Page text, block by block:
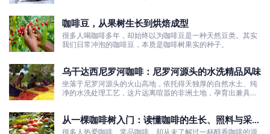
咖啡豆，从果树生长到烘焙成型
很多人喝咖啡多年，却始终以为咖啡豆是一种天然豆类。其实
我们日常冲泡的咖啡豆，本质是咖啡树果实的种子。
乌干达西尼罗河咖啡：尼罗河源头的水洗精品风味
坐落于尼罗河源头的火山高地，依托得天独厚的自然水土、纯
净的水洗处理工艺，这片远离喧嚣的非洲土地，孕育出兼具干
从一棵咖啡树入门：读懂咖啡的生长、照料与采收
全过程
很多人热爱咖啡、常品咖啡，却从未了解过一杯醇香咖啡的源